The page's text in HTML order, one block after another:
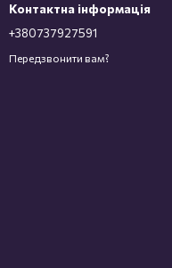
Контактна інформація
+380737927591
Передзвонити вам?